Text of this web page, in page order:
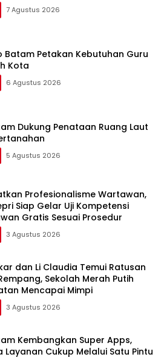
7 Agustus 2026
Batam Petakan Kebutuhan Guru
Kota
6 Agustus 2026
Dukung Penataan Ruang Laut
5 Agustus 2026
Profesionalisme Wartawan,
Siap Gelar Uji Kompetensi
Gratis Sesuai Prosedur
3 Agustus 2026
dan Li Claudia Temui Ratusan
Sekolah Merah Putih
Mencapai Mimpi
3 Agustus 2026
Kembangkan Super Apps,
Layanan Cukup Melalui Satu Pintu